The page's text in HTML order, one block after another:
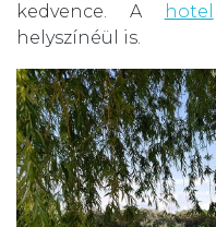
kedvence. A
hotel
helyszínéül is.